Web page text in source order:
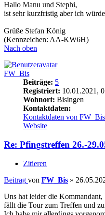
Hallo Manu und Stephi,
ist sehr kurzfristig aber ich
Grüße Stefan König
(Kennzeichen: AA-KW6H)
Nach oben
FW_Bis
Beiträge: 5
Registriert: 10.01.2021,
Wohnort: Bisingen
Kontaktdaten:
Kontaktdaten von FW_Bis
Website
Re: Pfingstreffen 26.-
Zitieren
Beitrag von FW_Bis »
Uns hat leider die
fällt die Tour zum Treffen und